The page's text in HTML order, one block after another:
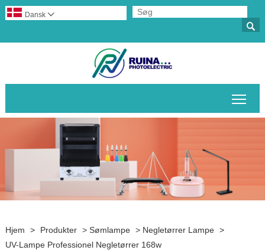

Dansk 
Hjem > Produkter > Sømlampe > Negletørrer Lampe >
UV-Lampe Professionel Negletørrer 168w